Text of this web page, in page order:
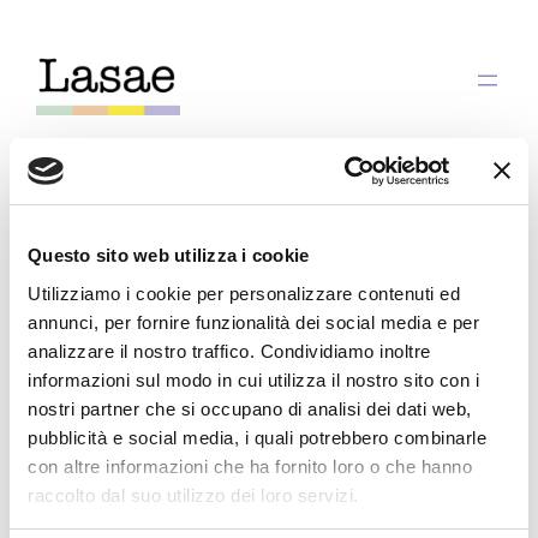
Questo sito web utilizza i cookie
Utilizziamo i cookie per personalizzare contenuti ed
annunci, per fornire funzionalità dei social media e per
analizzare il nostro traffico. Condividiamo inoltre
informazioni sul modo in cui utilizza il nostro sito con i
nostri partner che si occupano di analisi dei dati web,
pubblicità e social media, i quali potrebbero combinarle
con altre informazioni che ha fornito loro o che hanno
raccolto dal suo utilizzo dei loro servizi.
content
Tag:documenti
Come
l’organizzazione
può aiutarci nel